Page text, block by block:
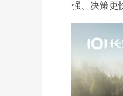
强、决策更